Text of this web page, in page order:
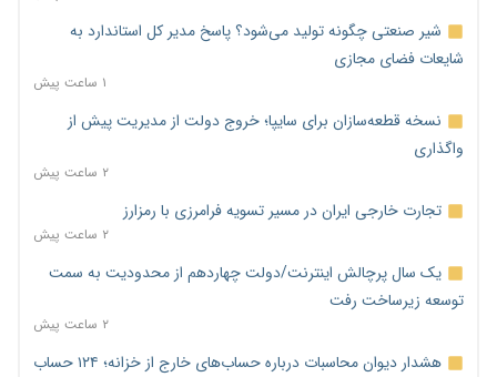
شیر صنعتی چگونه تولید می‌شود؟ پاسخ مدیر کل استاندارد به
شایعات فضای مجازی
۱ ساعت پیش
نسخه قطعه‌سازان برای سایپا؛ خروج دولت از مدیریت پیش از
واگذاری
۲ ساعت پیش
تجارت خارجی ایران در مسیر تسویه فرامرزی با رمزارز
۲ ساعت پیش
یک سال پرچالش اینترنت/دولت چهاردهم از محدودیت به سمت
توسعه زیرساخت رفت
۲ ساعت پیش
هشدار دیوان محاسبات درباره حساب‌های خارج از خزانه؛ ۱۲۴ حساب